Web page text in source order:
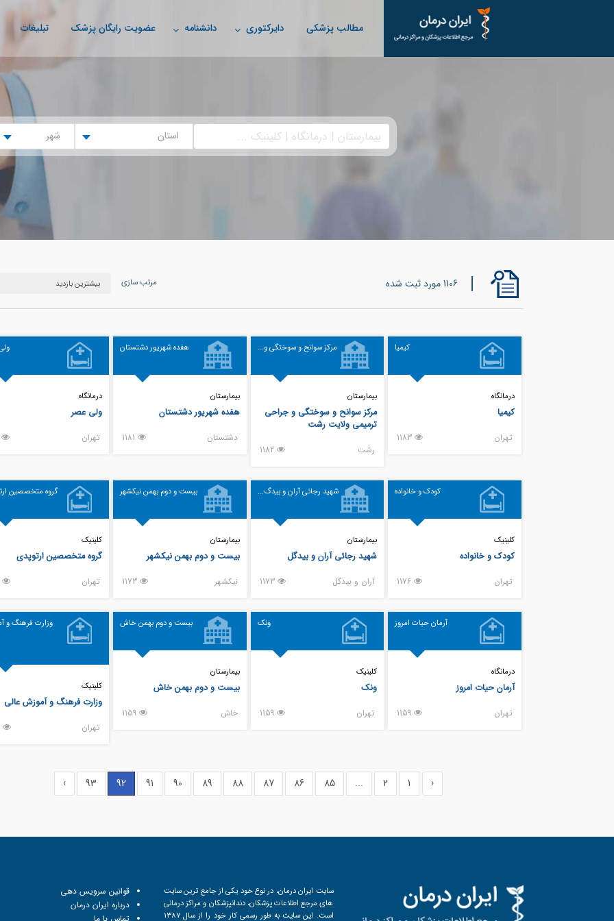
مطالب پزشکی دایرکتوری دانشنامه عضویت رایگان پزشک تبلیغات
استان شهر
1106 مورد ثبت شده مرتب سازی
کیمیا
درمانگاه
کیمیا
تهران 1183
مرکز سوانح و سوختگی و...
بیمارستان
مرکز سوانح و سوختگی و جراحی
ترمیمی ولایت رشت
رشت 1182
هفده شهریور دشتستان
بیمارستان
هفده شهریور دشتستان
دشتستان 1181
درمانگاه
ولی عصر
تهران
کودک و خانواده
کلینیک
کودک و خانواده
تهران 1176
شهید رجائی آران و بیدگ...
بیمارستان
شهید رجائی آران و بیدگل
آران و بيدگل 1173
بیست و دوم بهمن نیکشهر
بیمارستان
بیست و دوم بهمن نیکشهر
نيكشهر 1173
گروه متخصصین
کلینیک
گروه متخصصین ارتوپدی
تهران
آرمان حیات امروز
درمانگاه
آرمان حیات امروز
تهران 1159
ونک
کلینیک
ونک
تهران 1159
بیست و دوم بهمن خاش
بیمارستان
بیست و دوم بهمن خاش
خاش 1159
وزارت فرهنگ و
کلینیک
وزارت فرهنگ و آموزش عالی
تهران
‹
1
2
...
85
86
87
88
89
90
91
92
93
›
سایت ایران درمان، در نوع خود یکی از جامع ترین سایت
های مرجع اطلاعات پزشکان، دندانپزشکان و مراکز درمانی
است. این سایت به طور رسمی کار خود را از سال 1387
قوانین سرویس دهی
درباره ایران درمان